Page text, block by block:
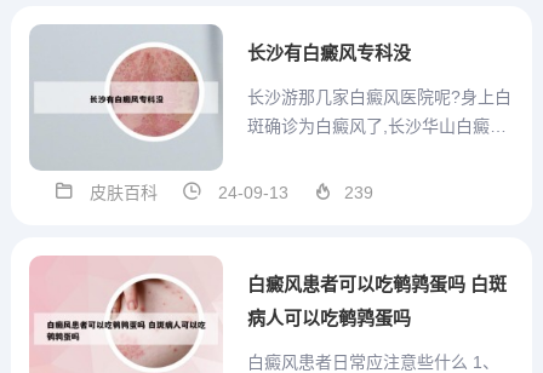
册号是913202001360079144...
长沙有白癜风专科没
长沙游那几家白癜风医院呢?身上白
斑确诊为白癜风了,长沙华山白癜风
的这家医院属于盈利性医疗机构，
医院挂皮肤科就诊哦。意见建议：
皮肤百科 24-09-13 239
白癜风患者可以吃鹌鹑蛋吗 白斑
病人可以吃鹌鹑蛋吗
白癜风患者日常应注意些什么 1、